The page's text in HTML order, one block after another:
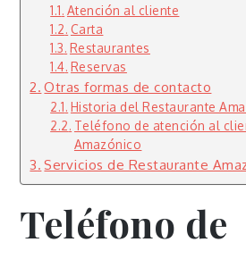
Atención al cliente
Carta
Restaurantes
Reservas
Otras formas de contacto
Historia del Restaurante
Teléfono de atención al
Amazónico
Servicios de Restaurante
Teléfono de